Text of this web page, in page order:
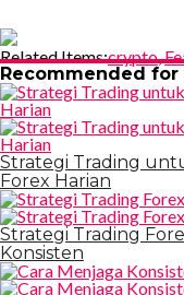
Related Items:crypto,
Recommended for
Strategi Trading
Forex Harian
Strategi Trading
Konsisten